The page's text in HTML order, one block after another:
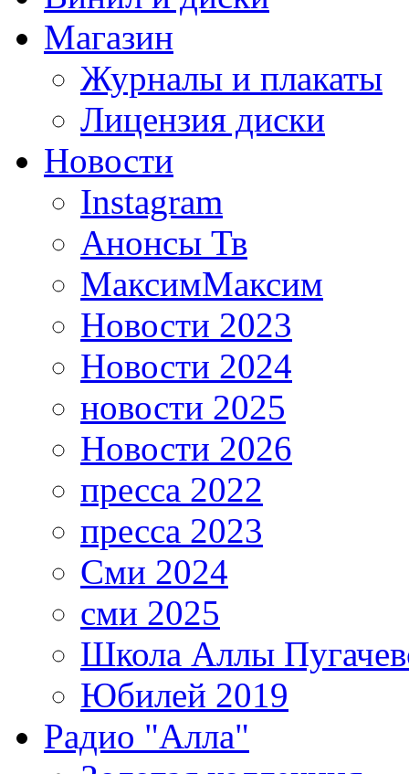
Магазин
Журналы и плакаты
Лицензия диски
Новости
Instagram
Анонсы Тв
МаксимМаксим
Новости 2023
Новости 2024
новости 2025
Новости 2026
пресса 2022
пресса 2023
Сми 2024
сми 2025
Школа Аллы
Юбилей 2019
Радио "Алла"